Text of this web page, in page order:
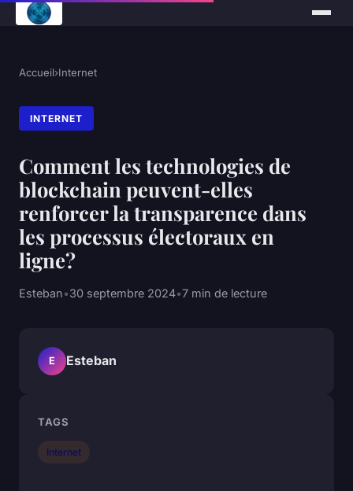
Accueil›Internet
INTERNET
Comment les technologies de
blockchain peuvent-elles
renforcer la transparence dans
les processus électoraux en
ligne?
Esteban•30 septembre 2024•7 min de lecture
E Esteban
TAGS
Internet